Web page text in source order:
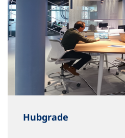
Hubgrade